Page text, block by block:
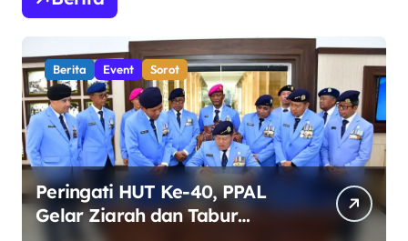
Berita Event Sorot
Peringati HUT Ke-40, PPAL
Gelar Ziarah dan Tabur